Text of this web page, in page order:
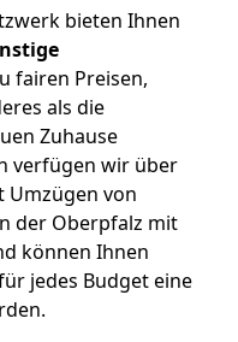
bieten Ihnen
fairen Preisen,
als die
Zuhause
verfügen wir über
von
der Oberpfalz mit
können Ihnen
jedes Budget eine